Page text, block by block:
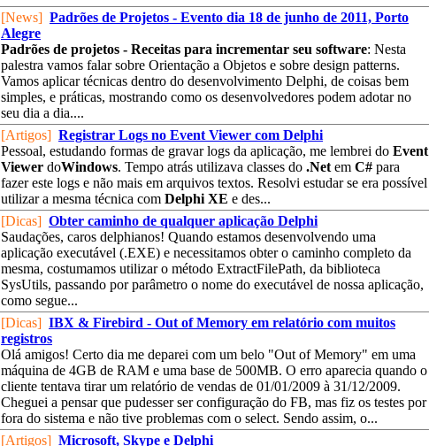
[News] Padrões de Projetos - Evento dia 18 de junho de 2011, Porto
Alegre
Padrões de projetos - Receitas para incrementar seu software: Nesta
palestra vamos falar sobre Orientação a Objetos e sobre design patterns.
Vamos aplicar técnicas dentro do desenvolvimento Delphi, de coisas bem
simples, e práticas, mostrando como os desenvolvedores podem adotar no
seu dia a dia....
[Artigos] Registrar Logs no Event Viewer com Delphi
Pessoal, estudando formas de gravar logs da aplicação, me lembrei do Event
Viewer doWindows. Tempo atrás utilizava classes do .Net em C# para
fazer este logs e não mais em arquivos textos. Resolvi estudar se era possível
utilizar a mesma técnica com Delphi XE e des...
[Dicas] Obter caminho de qualquer aplicação Delphi
Saudações, caros delphianos! Quando estamos desenvolvendo uma
aplicação executável (.EXE) e necessitamos obter o caminho completo da
mesma, costumamos utilizar o método ExtractFilePath, da biblioteca
SysUtils, passando por parâmetro o nome do executável de nossa aplicação,
como segue...
[Dicas] IBX & Firebird - Out of Memory em relatório com muitos
registros
Olá amigos! Certo dia me deparei com um belo "Out of Memory" em uma
máquina de 4GB de RAM e uma base de 500MB. O erro aparecia quando o
cliente tentava tirar um relatório de vendas de 01/01/2009 à 31/12/2009.
Cheguei a pensar que pudesser ser configuração do FB, mas fiz os testes por
fora do sistema e não tive problemas com o select. Sendo assim, o...
[Artigos] Microsoft, Skype e Delphi